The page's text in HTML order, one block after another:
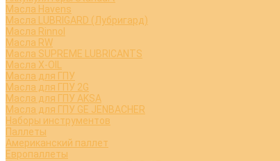
Масла Havens
Масла LUBRIGARD (Лубригард)
Масла Rinnol
Масла RW
Масла SUPREME LUBRICANTS
Масла X-OIL
Масла для ГПУ
Масла для ГПУ 2G
Масла для ГПУ AKSA
Масла для ГПУ GE JENBACHER
Наборы инструментов
Паллеты
Американский паллет
Европаллеты